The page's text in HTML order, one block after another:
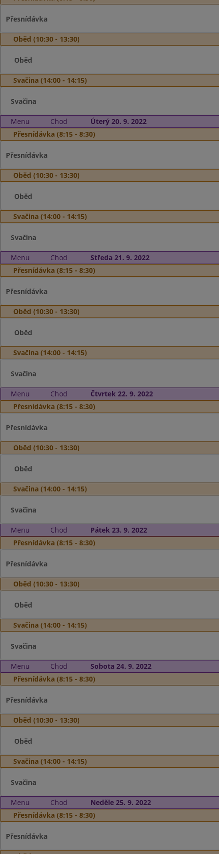
Přesnídávka
Oběd (10:30 - 13:30)
Oběd
Svačina (14:00 - 14:15)
Svačina
Menu Chod
Úterý 20. 9. 2022
Přesnídávka (8:15 - 8:30)
Přesnídávka
Oběd (10:30 - 13:30)
Oběd
Svačina (14:00 - 14:15)
Svačina
Menu Chod
Středa 21. 9. 2022
Přesnídávka (8:15 - 8:30)
Přesnídávka
Oběd (10:30 - 13:30)
Oběd
Svačina (14:00 - 14:15)
Svačina
Menu Chod
Čtvrtek 22. 9. 2022
Přesnídávka (8:15 - 8:30)
Přesnídávka
Oběd (10:30 - 13:30)
Oběd
Svačina (14:00 - 14:15)
Svačina
Menu Chod
Pátek 23. 9. 2022
Přesnídávka (8:15 - 8:30)
Přesnídávka
Oběd (10:30 - 13:30)
Oběd
Svačina (14:00 - 14:15)
Svačina
Menu Chod
Sobota 24. 9. 2022
Přesnídávka (8:15 - 8:30)
Přesnídávka
Oběd (10:30 - 13:30)
Oběd
Svačina (14:00 - 14:15)
Svačina
Menu Chod
Neděle 25. 9. 2022
Přesnídávka (8:15 - 8:30)
Přesnídávka